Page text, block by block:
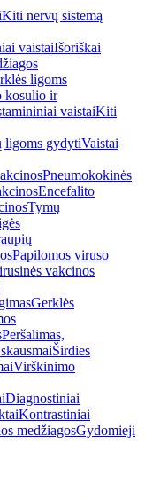
Kiti nervų sistemą
vaistaiIšoriškai
ligoms
kosulio ir
vaistaiKiti
ligoms gydytiVaistai
Pneumokokinės
Encefalito
Tymų
Papilomos viruso
vakcinos
Gerklės
Peršalimas,
Širdies
Virškinimo
Diagnostiniai
Kontrastiniai
medžiagosGydomieji